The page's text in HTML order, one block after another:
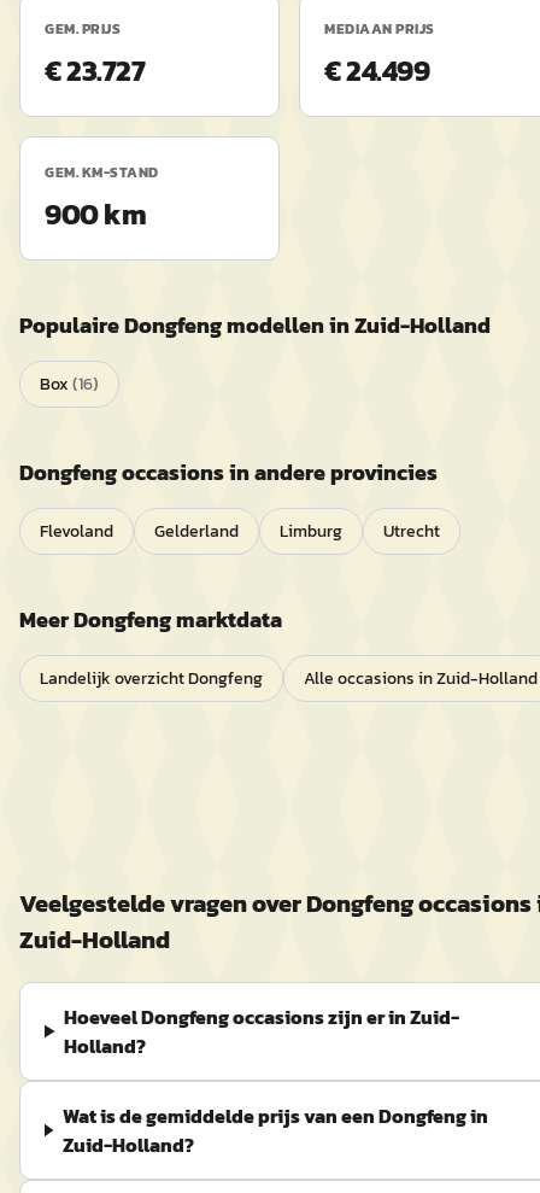
GEM. PRIJS
€ 23.727
MEDIAAN PRIJS
€ 24.499
GEM. KM-STAND
900 km
PopulaireDongfengmodellen inZuid-Holland
Box(16)
Dongfengoccasions in andere provincies
Flevoland Gelderland Limburg Utrecht
MeerDongfengmarktdata
Landelijk overzichtDongfeng Alle occasions inZuid-Holland
Veelgestelde vragen overDongfengoccasions
Zuid-Holland
Hoeveel Dongfeng occasions zijn er in Zuid-
Holland?
Wat is de gemiddelde prijs van een Dongfeng in
Zuid-Holland?